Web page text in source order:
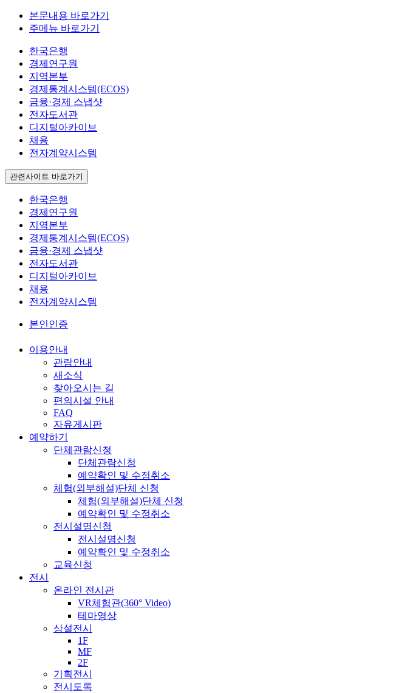
본문내용 바로가기
주메뉴 바로가기
한국은행
경제연구원
지역본부
경제통계시스템(ECOS)
금융·경제 스냅샷
전자도서관
디지털아카이브
채용
전자계약시스템
관련사이트 바로가기
한국은행
경제연구원
지역본부
경제통계시스템(ECOS)
금융·경제 스냅샷
전자도서관
디지털아카이브
채용
전자계약시스템
본인인증
이용안내
관람안내
새소식
찾아오시는 길
편의시설 안내
FAQ
자유게시판
예약하기
단체관람신청
단체관람신청
예약확인 및 수정취소
체험(외부해설)단체 신청
체험(외부해설)단체 신청
예약확인 및 수정취소
전시설명신청
전시설명신청
예약확인 및 수정취소
교육신청
전시
온라인 전시관
VR체험관(360° Video)
테마영상
상설전시
1F
MF
2F
기획전시
전시도록